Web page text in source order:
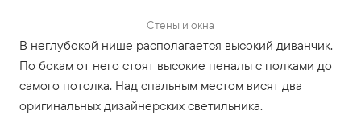
Стены и окна
В неглубокой нише располагается высокий диванчик.
По бокам от него стоят высокие пеналы с полками до
самого потолка. Над спальным местом висят два
оригинальных дизайнерских светильника.